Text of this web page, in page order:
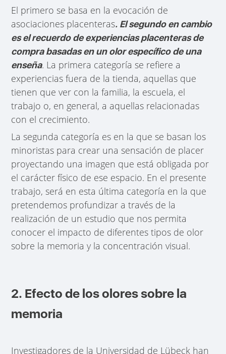
El primero se basa en la evocación de
asociaciones placenteras. El segundo en cambio
es el recuerdo de experiencias placenteras de
compra basadas en un olor específico de una
enseña. La primera categoría se refiere a
experiencias fuera de la tienda, aquellas que
tienen que ver con la familia, la escuela, el
trabajo o, en general, a aquellas relacionadas
con el crecimiento.
La segunda categoría es en la que se basan los
minoristas para crear una sensación de placer
proyectando una imagen que está obligada por
el carácter físico de ese espacio. En el presente
trabajo, será en esta última categoría en la que
pretendemos profundizar a través de la
realización de un estudio que nos permita
conocer el impacto de diferentes tipos de olor
sobre la memoria y la concentración visual.
2. Efecto de los olores sobre la
memoria
Investigadores de la Universidad de Lübeck han